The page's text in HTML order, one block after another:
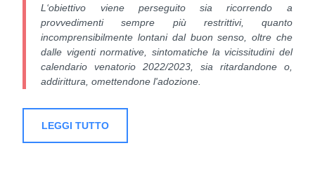
L‘obiettivo viene perseguito sia ricorrendo a
provvedimenti sempre più restrittivi, quanto
incomprensibilmente lontani dal buon senso, oltre che
dalle vigenti normative, sintomatiche la vicissitudini del
calendario venatorio 2022/2023, sia ritardandone o,
addirittura, omettendone l'adozione.
LEGGI TUTTO